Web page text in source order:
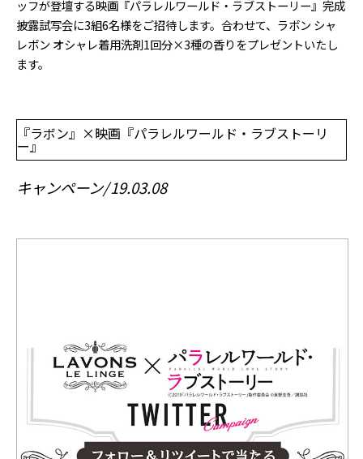
ッフが登壇する映画『パラレルワールド・ラブストーリー』完成
披露試写会に3組6名様をご招待します。合わせて、ラボン シャ
レボン オシャレ着用洗剤1回分×3種の香りをプレゼントいたし
ます。
『ラボン』×映画『パラレルワールド・ラブストーリ
ー』
キャンペーン 19.03.08